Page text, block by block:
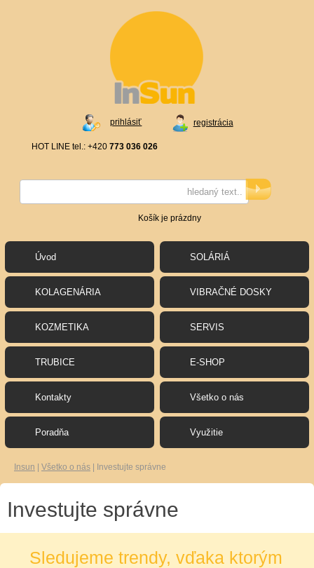
registrácia
prihlásiť
HOT LINE tel.: +420 773 036 026
Košík je prázdny
Úvod SOLÁRIÁ
KOLAGENÁRIA VIBRAČNÉ DOSKY
KOZMETIKA SERVIS
TRUBICE E-SHOP
Kontakty Všetko o nás
Poradňa Využitie
Insun Všetko o nás Investujte správne
Investujte správne
Sledujeme trendy, vďaka ktorým